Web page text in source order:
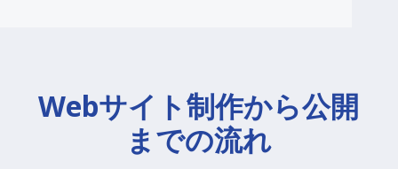
Webサイト制作から公開
までの流れ